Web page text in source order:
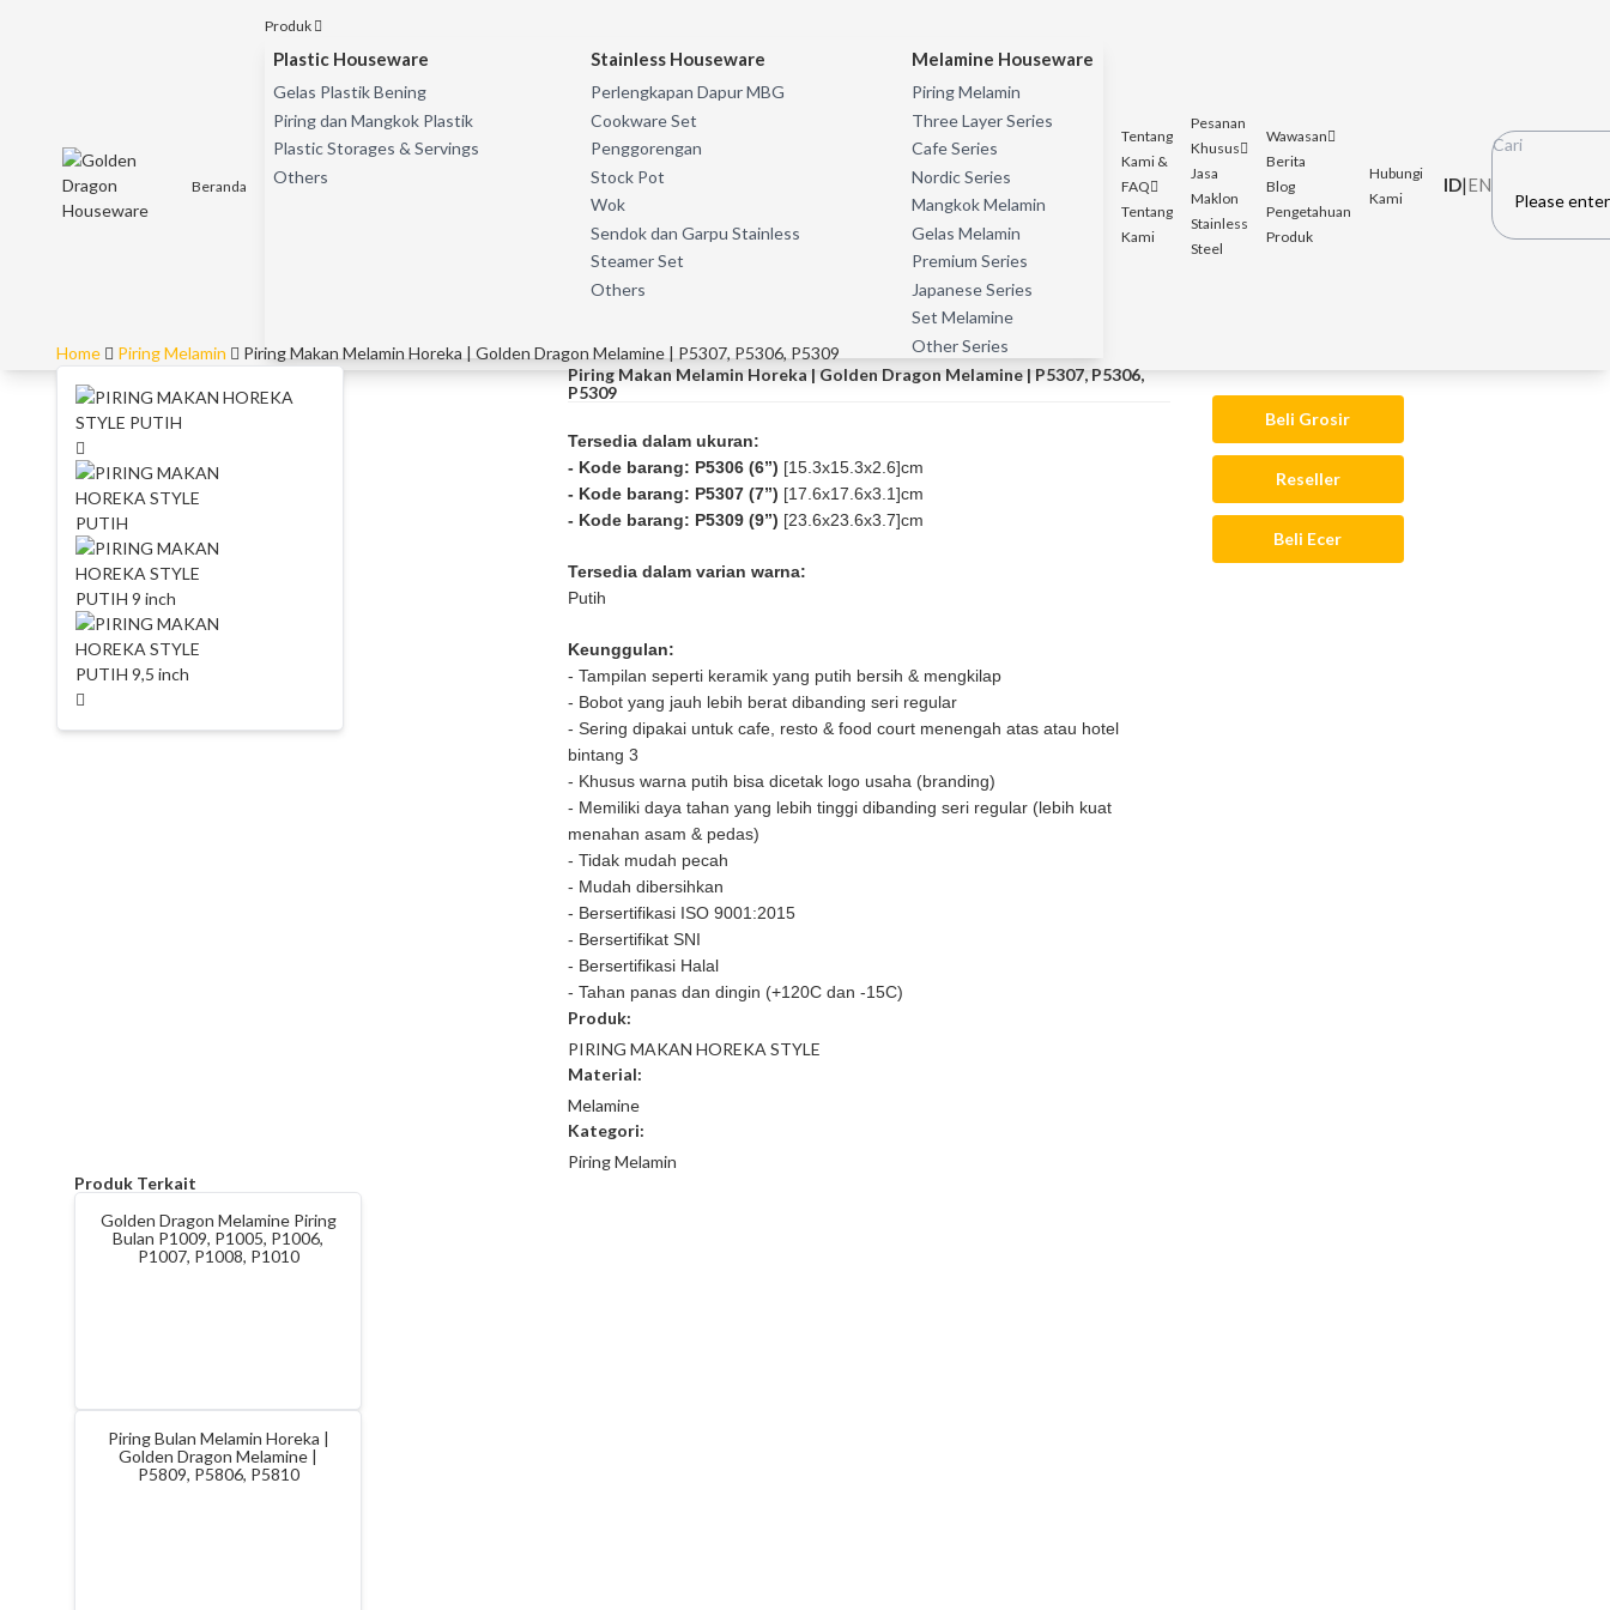
Beranda
Produk
Plastic Houseware
Gelas Plastik Bening
Piring dan Mangkok Plastik
Plastic Storages & Servings
Others
Stainless Houseware
Perlengkapan Dapur MBG
Cookware Set
Penggorengan
Stock Pot
Wok
Sendok dan Garpu Stainless
Steamer Set
Others
Melamine Houseware
Piring Melamin
Three Layer Series
Cafe Series
Nordic Series
Mangkok Melamin
Gelas Melamin
Premium Series
Japanese Series
Set Melamine
Other Series
Tentang
Kami &
FAQ
Tentang
Kami
Pesanan
Khusus
Jasa
Maklon
Stainless
Steel
Wawasan
Berita
Blog
Pengetahuan
Produk
Hubungi
Kami
ID|EN
Please
Home Piring Melamin
Piring Makan Melamin Horeka | Golden Dragon Melamine | P5307, P5306, P5309
Piring Makan Melamin Horeka | Golden Dragon Melamine | P5307, P5306,
P5309
Tersedia dalam ukuran:
- Kode barang: P5306 (6”) [15.3x15.3x2.6]cm
- Kode barang: P5307 (7”) [17.6x17.6x3.1]cm
- Kode barang: P5309 (9”) [23.6x23.6x3.7]cm
Tersedia dalam varian warna:
Putih
Keunggulan:
- Tampilan seperti keramik yang putih bersih & mengkilap
- Bobot yang jauh lebih berat dibanding seri regular
- Sering dipakai untuk cafe, resto & food court menengah atas atau hotel
bintang 3
- Khusus warna putih bisa dicetak logo usaha (branding)
- Memiliki daya tahan yang lebih tinggi dibanding seri regular (lebih kuat
menahan asam & pedas)
- Tidak mudah pecah
- Mudah dibersihkan
- Bersertifikasi ISO 9001:2015
- Bersertifikat SNI
- Bersertifikasi Halal
- Tahan panas dan dingin (+120C dan -15C)
Produk:
PIRING MAKAN HOREKA STYLE
Material:
Melamine
Kategori:
Piring Melamin
Beli Grosir
Reseller
Beli Ecer
Produk Terkait
Golden Dragon Melamine Piring
Bulan P1009, P1005, P1006,
P1007, P1008, P1010
Piring Bulan Melamin Horeka |
Golden Dragon Melamine |
P5809, P5806, P5810